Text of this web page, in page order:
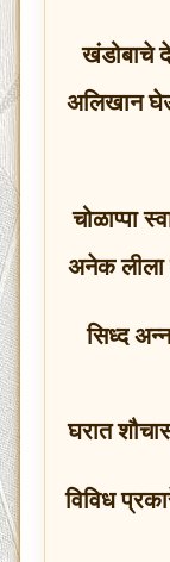
खंडोबाचे
अलिखान
चोळाप्पा
अनेक लीला
सिध्द
घरात
विविध